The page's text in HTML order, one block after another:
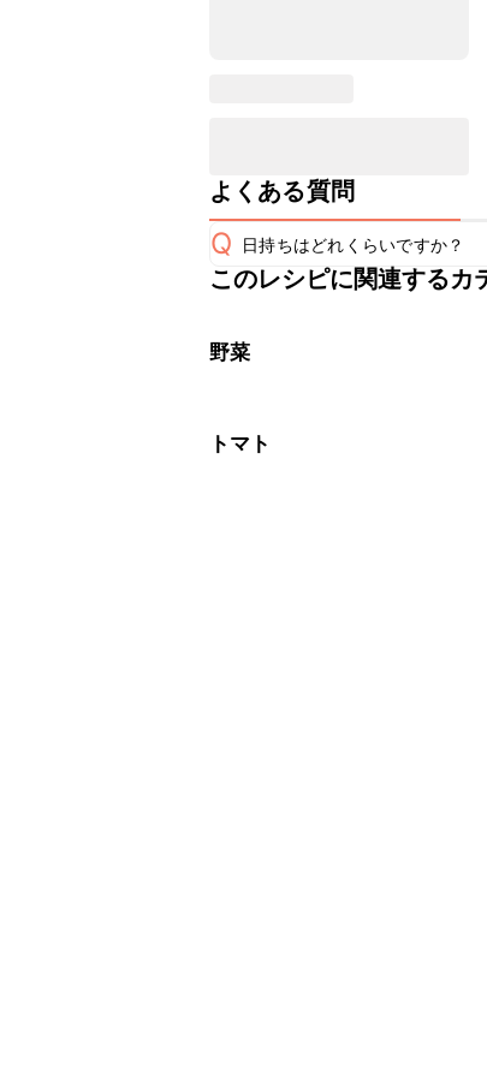
よくある質問
Q 日持ちはどれくらいですか？
保存期間は冷蔵で当日中が目
※日持ちは目安です。
このレシピに関連するカ
野菜
トマト